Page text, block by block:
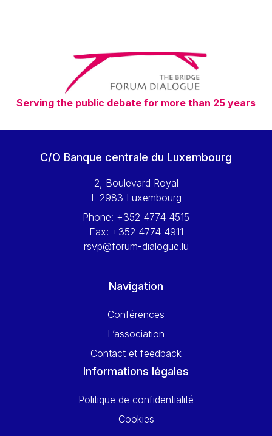
Timothy Radcliffe
Vaclav Klaus
Vassilios Skouris
Vítor Manuel da Silva Caldeira
Viviane Reding
Walter Hagg
Wolfgang Ketterle
Yossi Beillin
Yves FRANCHET
Serving the public debate for more than 25 years
C/O Banque centrale du Luxembourg
2, Boulevard Royal
L-2983 Luxembourg
Phone: +352 4774 4515
Fax: +352 4774 4911
rsvp@forum-dialogue.lu
Navigation
Conférences
L’association
Contact et feedback
Informations légales
Politique de confidentialité
Cookies